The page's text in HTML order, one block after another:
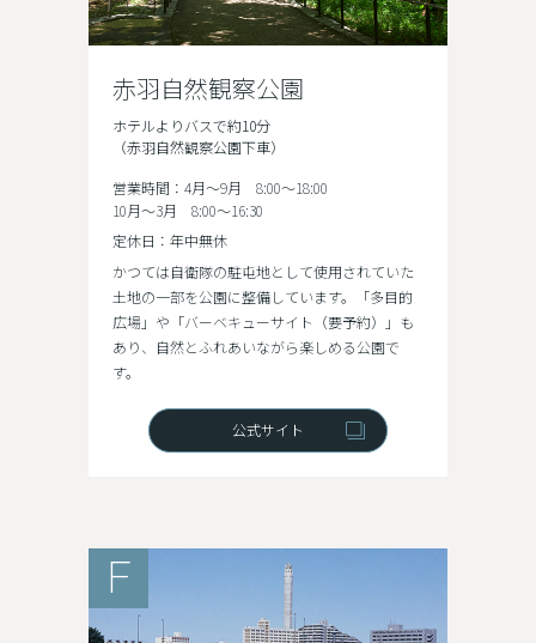
赤羽自然観察公園
ホテルよりバスで約10分
（赤羽自然観察公園下車）
営業時間：4月～9月 8:00～18:00
10月～3月 8:00～16:30
定休日：年中無休
かつては自衛隊の駐屯地として使用されていた
土地の一部を公園に整備しています。「多目的
広場」や「バーベキューサイト（要予約）」も
あり、自然とふれあいながら楽しめる公園で
す。
公式サイト
F